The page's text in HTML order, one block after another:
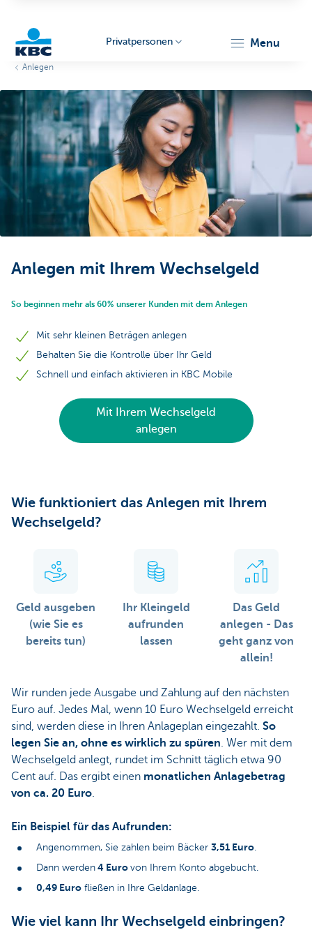
Particulieren
Privatpersonen menu
Anlegen
Anlegen mit Ihrem Wechselgeld
So beginnen mehr als 60% unserer Kunden mit dem Anlegen
Mit sehr kleinen Beträgen anlegen
Behalten Sie die Kontrolle über Ihr Geld
Schnell und einfach aktivieren in KBC Mobile
Mit Ihrem Wechselgeld
anlegen
Wie funktioniert das Anlegen mit Ihrem
Wechselgeld?
Geld ausgeben
(wie Sie es
bereits tun)
Ihr Kleingeld
aufrunden
lassen
Das Geld
anlegen - Das
geht ganz von
allein!
Wir runden jede Ausgabe und Zahlung auf den nächsten
Euro auf. Jedes Mal, wenn 10 Euro Wechselgeld erreicht
sind, werden diese in Ihren Anlageplan eingezahlt. So
legen Sie an, ohne es wirklich zu spüren. Wer mit dem
Wechselgeld anlegt, rundet im Schnitt täglich etwa 90
Cent auf. Das ergibt einen monatlichen Anlagebetrag
von ca. 20 Euro.
Ein Beispiel für das Aufrunden:
Angenommen, Sie zahlen beim Bäcker 3,51 Euro
Dann werden 4 Euro von Ihrem Konto abgebucht.
0,49 Euro fließen in Ihre Geldanlage.
Wie viel kann Ihr Wechselgeld einbringen?